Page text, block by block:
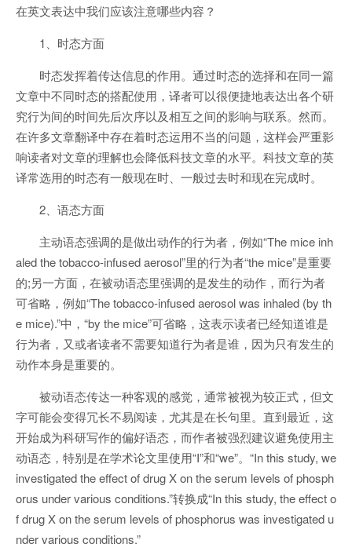
在英文表达中我们应该注意哪些内容？
1、时态方面
时态发挥着传达信息的作用。通过时态的选择和在同一篇
文章中不同时态的搭配使用，译者可以很便捷地表达出各个研
究行为间的时间先后次序以及相互之间的影响与联系。然而。
在许多文章翻译中存在着时态运用不当的问题，这样会严重影
响读者对文章的理解也会降低科技文章的水平。科技文章的英
译常选用的时态有一般现在时、一般过去时和现在完成时。
2、语态方面
主动语态强调的是做出动作的行为者，例如“The mice inh
aled the tobacco-infused aerosol”里的行为者“the mice”是重要
的;另一方面，在被动语态里强调的是发生的动作，而行为者
可省略，例如“The tobacco-infused aerosol was inhaled (by th
e mice).”中，“by the mice”可省略，这表示读者已经知道谁是
行为者，又或者读者不需要知道行为者是谁，因为只有发生的
动作本身是重要的。
被动语态传达一种客观的感觉，通常被视为较正式，但文
字可能会变得冗长不易阅读，尤其是在长句里。直到最近，这
开始成为科研写作的偏好语态，而作者被强烈建议避免使用主
动语态，特别是在学术论文里使用“I”和“we”。“In this study, we
investigated the effect of drug X on the serum levels of phosph
orus under various conditions.”转换成“In this study, the effect o
f drug X on the serum levels of phosphorus was investigated u
nder various conditions.”